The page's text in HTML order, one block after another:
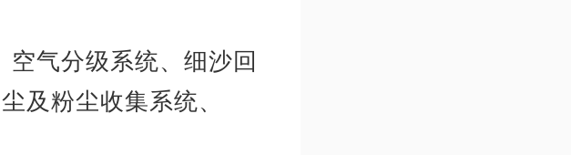
气分级系统、细沙回
及粉尘收集系统、